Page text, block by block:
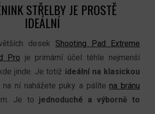
STŘELBY JE PROSTĚ
IDEÁLNÍ
desek Shooting Pad Extreme
Pro je primární účel téhle nejmenší
jinde. Je totiž ideální na klasickou
na ní nahážete puky a pálítena bránu
Je to jednoduché a výborně to